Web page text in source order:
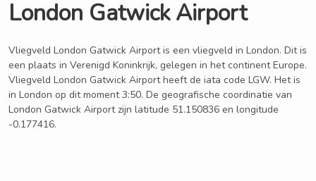
London Gatwick Airport
Vliegveld London Gatwick Airport is een vliegveld in London. Dit is
een plaats in Verenigd Koninkrijk, gelegen in het continent Europe.
Vliegveld London Gatwick Airport heeft de iata code LGW. Het is
in London op dit moment 3:50. De geografische coordinatie van
London Gatwick Airport zijn latitude 51.150836 en longitude
-0.177416.